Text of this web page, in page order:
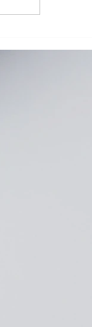
ッテリー交換修理